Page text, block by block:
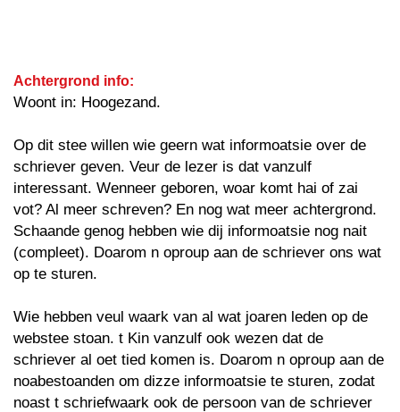
Achtergrond info:
Woont in: Hoogezand.
Op dit stee willen wie geern wat informoatsie over de
schriever geven. Veur de lezer is dat vanzulf
interessant. Wenneer geboren, woar komt hai of zai
vot? Al meer schreven? En nog wat meer achtergrond.
Schaande genog hebben wie dij informoatsie nog nait
(compleet). Doarom n oproup aan de schriever ons wat
op te sturen.
Wie hebben veul waark van al wat joaren leden op de
webstee stoan. t Kin vanzulf ook wezen dat de
schriever al oet tied komen is. Doarom n oproup aan de
noabestoanden om dizze informoatsie te sturen, zodat
noast t schriefwaark ook de persoon van de schriever